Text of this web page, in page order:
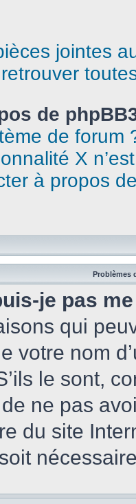
jointes
de
de forum
X
à propos
Problèmes
je pas
qui
votre nom
le sont,
ne pas
du site